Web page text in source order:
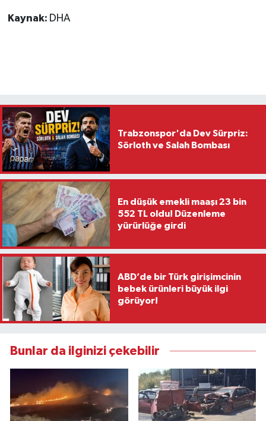
Kaynak: DHA
Trabzonspor'da Dev Sürpriz:
Sörloth ve Salah Bombası
En düşük emekli maaşı 23 bin
552 TL oldu! Düzenleme
yürürlüğe girdi
ABD’de bir Türk girişimcinin
bebek ürünleri büyük ilgi
görüyor!
Bunlar da ilginizi çekebilir